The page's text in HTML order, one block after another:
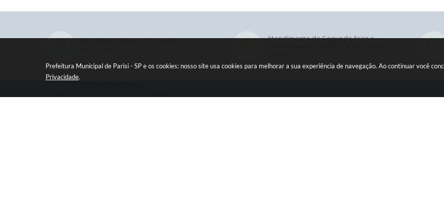
Prefeitura Municipal de Parisi - SP e os cookies: nosso site usa cookies para melhorar a sua experiência de navegação. Ao continuar você
Privacidade.
Atendimento de Segunda-feira a
CIDADÃO EMPRESA SERVIDOR